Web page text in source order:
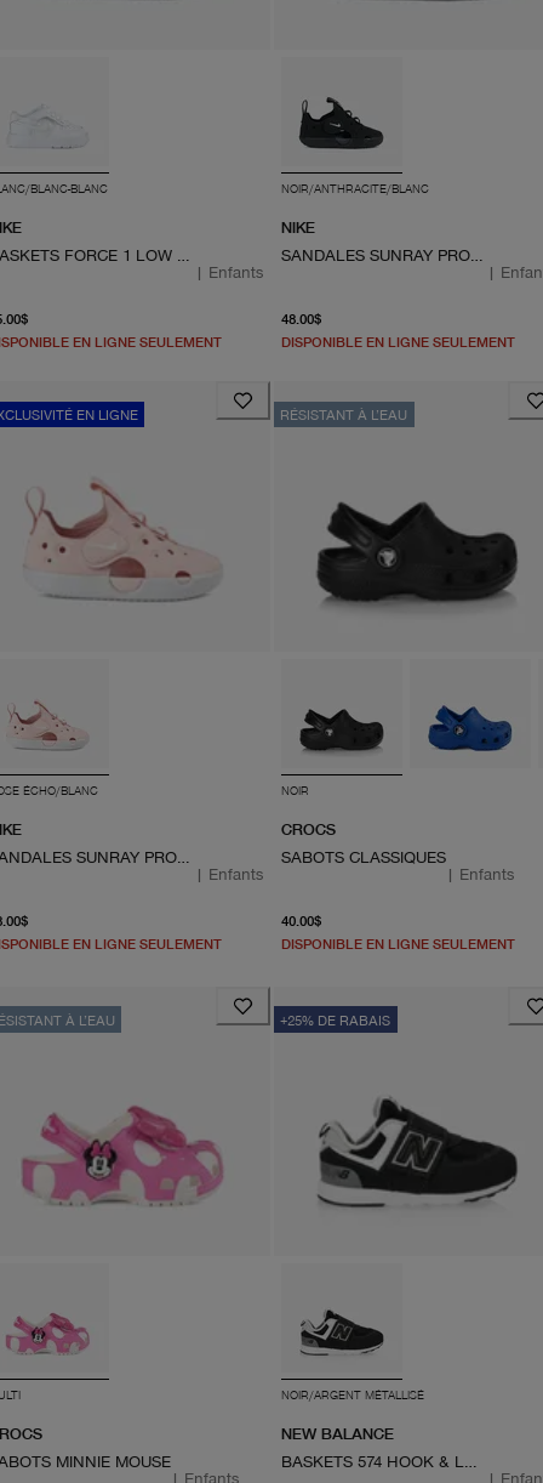
BLANC-BLANC
| Enfants
EN LIGNE SEULEMENT
NOIR/ANTHRACITE/BLANC
NIKE
SANDALES SUNRAY PROTECT 4
|
48.00$
DISPONIBLE EN LIGNE SEULEMENT
EN LIGNE
ÉCHO/BLANC
| Enfants
EN LIGNE SEULEMENT
RÉSISTANT À L’EAU
NOIR
CROCS
SABOTS CLASSIQUES
| Enfants
40.00$
DISPONIBLE EN LIGNE SEULEMENT
À L’EAU
MINNIE MOUSE
| Enfants
+25% DE RABAIS
NOIR/ARGENT MÉTALLISÉ
NEW BALANCE
|